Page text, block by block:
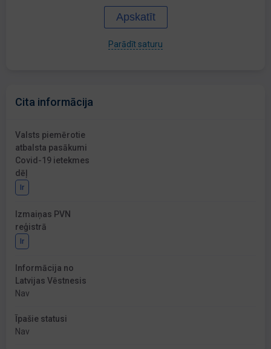
Apskatīt
Parādīt saturu
Cita informācija
Valsts piemērotie
atbalsta pasākumi
Covid-19 ietekmes
dēļ
Ir
Izmaiņas PVN
reģistrā
Ir
Informācija no
Latvijas Vēstnesis
Nav
Īpašie statusi
Nav